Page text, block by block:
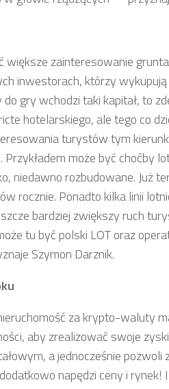
większe zainteresowanie
inwestorach, którzy wykupują
gry wchodzi taki kapitał, to
hotelarskiego, ale tego co
turystów tym
może być choćby
niedawno rozbudowane. Już
rocznie. Ponadto kilka linii
bardziej zwiększy ruch
tu być polski LOT oraz
Szymon Darznik.
za krypto-waluty
aby zrealizować swoje
a jednocześnie pozwoli
napędzi ceny i rynek!